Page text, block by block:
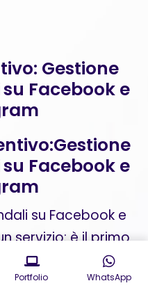
Gestione
Facebook e
Facebook e
su Facebook e
servizio: è il primo
digitale credibile,
tutto con un partner
Portfolio WhatsApp